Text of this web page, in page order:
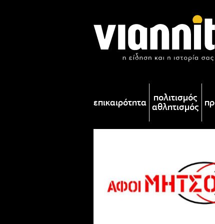
επικαιρότητα πολιτισμός
αθλητισμός